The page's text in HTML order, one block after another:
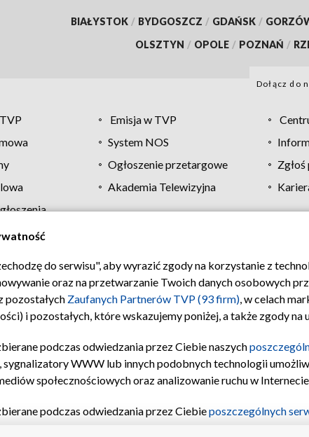
BIAŁYSTOK / BYDGOSZCZ / GDAŃSK /
OLSZTYN / OPOLE / POZNAŃ /
Dołącz do
Emisja w TVP
System NOS
Ogłoszenie przetargowe
Akademia Telewizyjna
Regulamin TVP Polityka prywatności
do serwisu", aby wyrazić zgody na korzystanie z
oraz na przetwarzanie Twoich danych osobowych
pozostałych Zaufanych Partnerów TVP (93 firm), w celach
i pozostałych, które wskazujemy poniżej, a także zgody
podczas odwiedzania przez Ciebie naszych
WWW lub innych podobnych technologii
społecznościowych oraz analizowanie ruchu w
podczas odwiedzania przez Ciebieposzczególnych